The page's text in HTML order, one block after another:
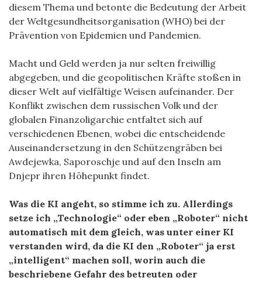
diesem Thema und betonte die Bedeutung der Arbeit
der Weltgesundheitsorganisation (WHO) bei der
Prävention von Epidemien und Pandemien.
Macht und Geld werden ja nur selten freiwillig
abgegeben, und die geopolitischen Kräfte stoßen in
dieser Welt auf vielfältige Weisen aufeinander. Der
Konflikt zwischen dem russischen Volk und der
globalen Finanzoligarchie entfaltet sich auf
verschiedenen Ebenen, wobei die entscheidende
Auseinandersetzung in den Schützengräben bei
Awdejewka, Saporoschje und auf den Inseln am
Dnjepr ihren Höhepunkt findet.
Was die KI angeht, so stimme ich zu. Allerdings
setze ich „Technologie“ oder eben „Roboter“ nicht
automatisch mit dem gleich, was unter einer KI
verstanden wird, da die KI den „Roboter“ ja erst
„intelligent“ machen soll, worin auch die
beschriebene Gefahr des betreuten oder